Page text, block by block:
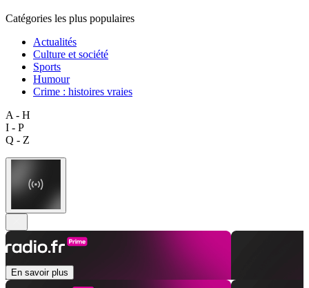
Catégories les plus populaires
Actualités
Culture et société
Sports
Humour
Crime : histoires vraies
A - H
I - P
Q - Z
En savoir plus